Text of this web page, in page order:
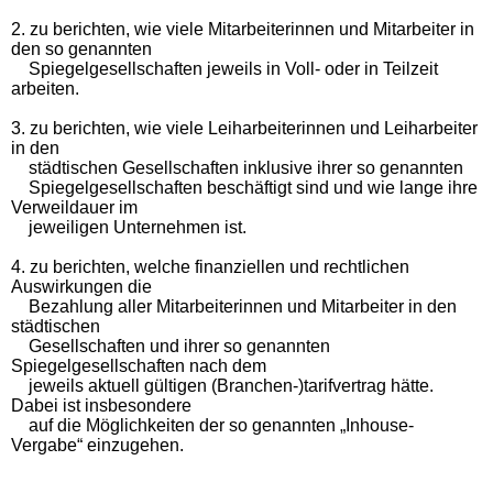
2. zu berichten, wie viele Mitarbeiterinnen und Mitarbeiter in
den so genannten
Spiegelgesellschaften jeweils in Voll- oder in Teilzeit
arbeiten.
3. zu berichten, wie viele Leiharbeiterinnen und Leiharbeiter
in den
städtischen Gesellschaften inklusive ihrer so genannten
Spiegelgesellschaften beschäftigt sind und wie lange ihre
Verweildauer im
jeweiligen Unternehmen ist.
4. zu berichten, welche finanziellen und rechtlichen
Auswirkungen die
Bezahlung aller Mitarbeiterinnen und Mitarbeiter in den
städtischen
Gesellschaften und ihrer so genannten
Spiegelgesellschaften nach dem
jeweils aktuell gültigen (Branchen-)tarifvertrag hätte.
Dabei ist insbesondere
auf die Möglichkeiten der so genannten „Inhouse-
Vergabe“ einzugehen.